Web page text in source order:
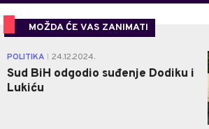
MOŽDA ĆE VAS ZANIMATI
POLITIKA 24.12.2024.
Sud BiH odgodio suđenje Dodiku i
Lukiću